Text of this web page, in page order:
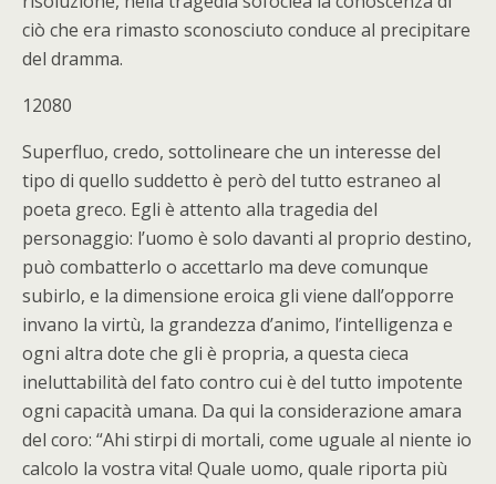
ciò che era rimasto sconosciuto conduce al precipitare
del dramma.
12080
Superfluo, credo, sottolineare che un interesse del
tipo di quello suddetto è però del tutto estraneo al
poeta greco. Egli è attento alla tragedia del
personaggio: l’uomo è solo davanti al proprio destino,
può combatterlo o accettarlo ma deve comunque
subirlo, e la dimensione eroica gli viene dall’opporre
invano la virtù, la grandezza d’animo, l’intelligenza e
ogni altra dote che gli è propria, a questa cieca
ineluttabilità del fato contro cui è del tutto impotente
ogni capacità umana. Da qui la considerazione amara
del coro: “Ahi stirpi di mortali, come uguale al niente io
calcolo la vostra vita! Quale uomo, quale riporta più